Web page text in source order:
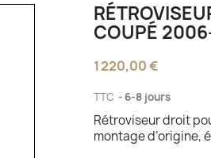
COUPÉ
1 220,00 €
TTC 6-8 jours
Rétroviseur droit
montage d’origine,